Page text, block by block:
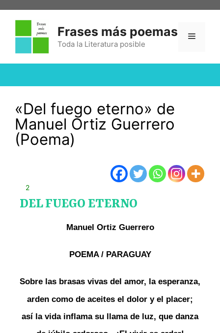
Frases más poemas
Toda la Literatura posible
«Del fuego eterno» de
Manuel Ortiz Guerrero
(Poema)
2
DEL FUEGO ETERNO
Manuel Ortiz Guerrero
POEMA / PARAGUAY
Sobre las brasas vivas del amor, la esperanza,
arden como de aceites el dolor y el placer;
así la vida inflama su llama de luz, que danza